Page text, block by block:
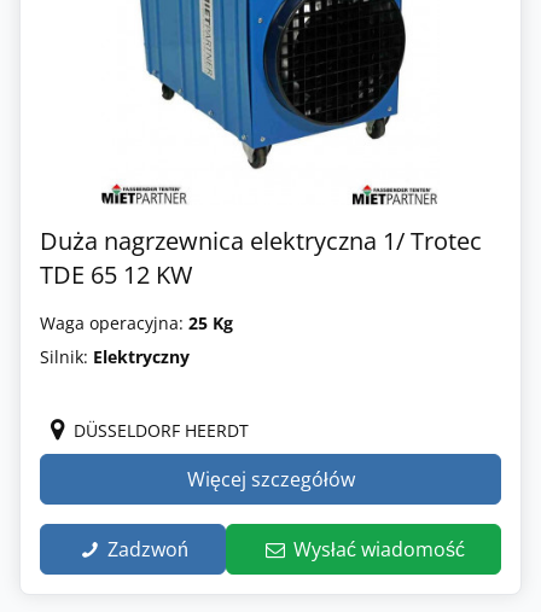
Duża nagrzewnica elektryczna 1/ Trotec
TDE 65 12 KW
Waga operacyjna: 25 Kg
Silnik: Elektryczny
DÜSSELDORF HEERDT
Więcej szczegółów
Zadzwoń Wysłać wiadomość